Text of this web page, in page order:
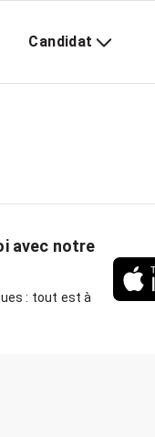
Candidat
avec notre
: tout est à